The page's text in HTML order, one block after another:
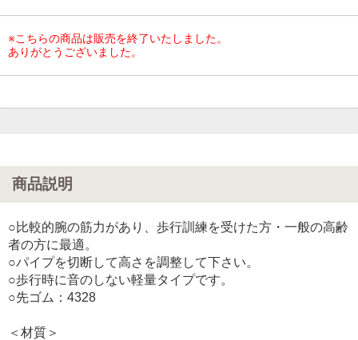
※こちらの商品は販売を終了いたしました。
ありがとうございました。
商品説明
○比較的腕の筋力があり、歩行訓練を受けた方・一般の高齢
者の方に最適。
○パイプを切断して高さを調整して下さい。
○歩行時に音のしない軽量タイプです。
○先ゴム：4328
＜材質＞